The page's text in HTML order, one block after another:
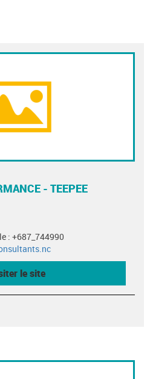
- TEEPEE
: +687_744990
le site